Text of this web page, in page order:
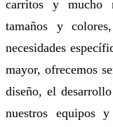
carritos y mucho
tamaños y
necesidades
mayor, ofrecemos
diseño, el
nuestros equipos